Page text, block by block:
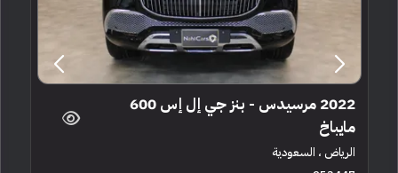
2022 مرسيدس - بنز جي إل إس 600
مايباخ
الرياض ، السعودية